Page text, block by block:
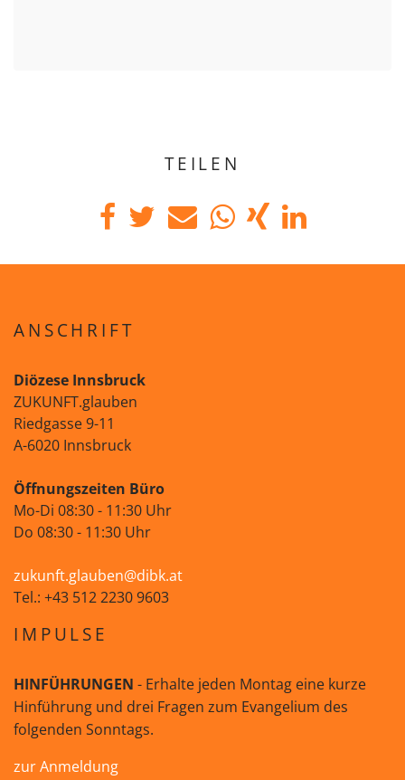
TEILEN
ANSCHRIFT
Diözese Innsbruck
ZUKUNFT.glauben
Riedgasse 9-11
A-6020 Innsbruck
Öffnungszeiten Büro
Mo-Di 08:30 - 11:30 Uhr
Do 08:30 - 11:30 Uhr
zukunft.glauben@dibk.at
Tel.: +43 512 2230 9603
IMPULSE
HINFÜHRUNGEN - Erhalte jeden Montag eine kurze
Hinführung und drei Fragen zum Evangelium des
folgenden Sonntags.
zur Anmeldung